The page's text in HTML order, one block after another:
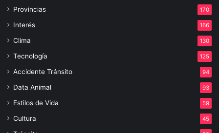
Provincias 170
Interés 166
Clima 130
Tecnología 125
Accidente Tránsito 94
Data Animal 93
Estilos de Vida 59
Cultura 45